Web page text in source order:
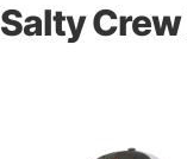
Salty